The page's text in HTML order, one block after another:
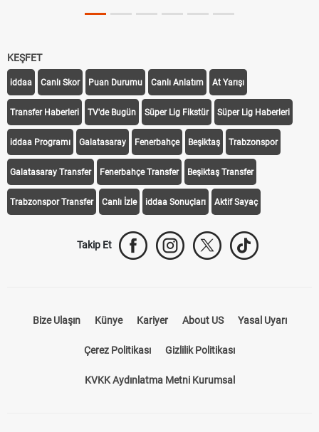
KEŞFET
iddaa Canlı Skor Puan Durumu Canlı Anlatım At Yarışı
Transfer Haberleri TV'de Bugün Süper Lig Fikstür Süper Lig Haberleri
iddaa Programı Galatasaray Fenerbahçe Beşiktaş Trabzonspor
Galatasaray Transfer Fenerbahçe Transfer Beşiktaş Transfer
Trabzonspor Transfer Canlı İzle iddaa Sonuçları Aktif Sayaç